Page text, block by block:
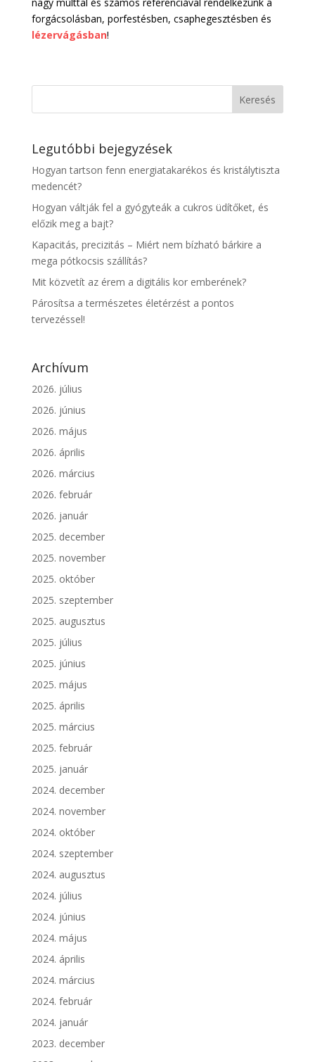
forgácsolásban, porfestésben, csaphegesztésben és
lézervágásban!
Legutóbbi bejegyzések
Hogyan tartson fenn energiatakarékos és kristálytiszta
medencét?
Hogyan váltják fel a gyógyteák a cukros üdítőket, és
előzik meg a bajt?
Kapacitás, precizitás – Miért nem bízható bárkire a
mega pótkocsis szállítás?
Mit közvetít az érem a digitális kor emberének?
Párosítsa a természetes életérzést a pontos
tervezéssel!
Archívum
2026. július
2026. június
2026. május
2026. április
2026. március
2026. február
2026. január
2025. december
2025. november
2025. október
2025. szeptember
2025. augusztus
2025. július
2025. június
2025. május
2025. április
2025. március
2025. február
2025. január
2024. december
2024. november
2024. október
2024. szeptember
2024. augusztus
2024. július
2024. június
2024. május
2024. április
2024. március
2024. február
2024. január
2023. december